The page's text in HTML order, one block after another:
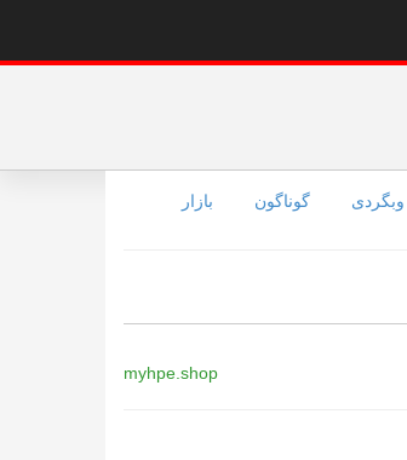
وبگردی گوناگون بازار
myhpe.shop